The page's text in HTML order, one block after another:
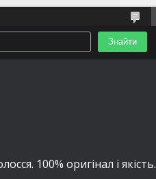
Знайти
100% оригінал і якість.